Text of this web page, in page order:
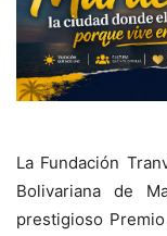
La Fundación
Bolivariana de
prestigioso